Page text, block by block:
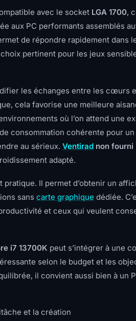
avec le socket LGA 1700,
aux PC performants assemblés
de répondre rapidement dans
pertinent pour les jeux
les échanges entre les cœurs
cela favorise une meilleure
où l’on attend une
consommation cohérente pour
au sérieux. Ventirad non fourni
adapté.
pratique. Il permet d’obtenir un
sans carte graphique dédiée.
et ceux qui veulent
i7 13700K peut s’intégrer à une
selon le budget et les
il convient aussi bien à un
et la création